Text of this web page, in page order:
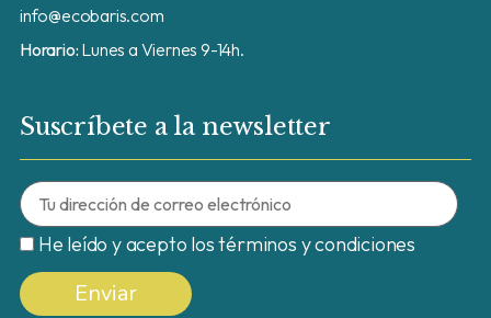
info@ecobaris.com
Horario: Lunes a Viernes 9-14h.
Suscríbete a la newsletter
He leído y acepto los términos y condiciones